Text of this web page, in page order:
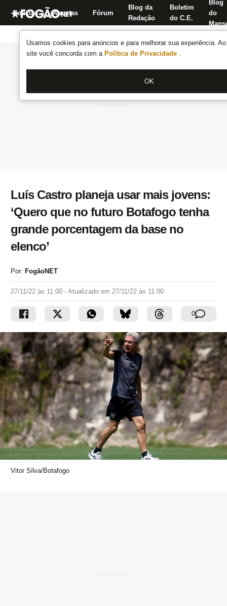
Usamos cookies para anúncios e para melhorar sua experiência.
site você concorda com a Política de Privacidade .
OK
Notícias Apostas Fórum
Blog da
Redação
Boletim
do C.E.
Blog
do
Luís Castro planeja usar mais jovens:
‘Quero que no futuro Botafogo tenha
grande porcentagem da base no
elenco’
Por: FogãoNET
27/11/22 às 11:00 - Atualizado em 27/11/22 às 11:00
0
Vitor Silva/Botafogo